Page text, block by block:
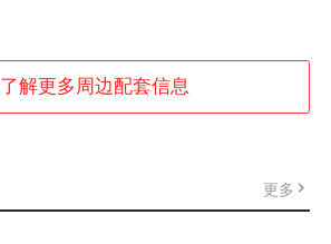
了解更多周边配套信息
更多